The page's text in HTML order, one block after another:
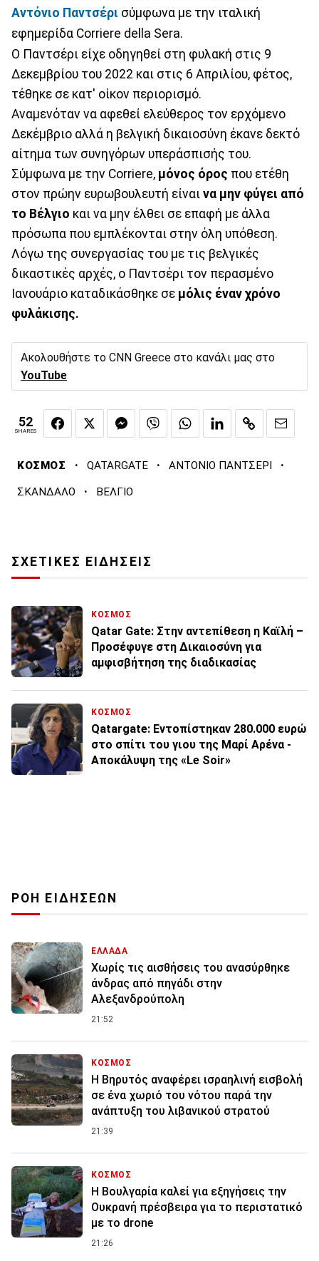
Αντόνιο Παντσέρι σύμφωνα με την ιταλική
εφημερίδα Corriere della Sera.
Ο Παντσέρι είχε οδηγηθεί στη φυλακή στις 9
Δεκεμβρίου του 2022 και στις 6 Απριλίου, φέτος,
τέθηκε σε κατ' οίκον περιορισμό.
Αναμενόταν να αφεθεί ελεύθερος τον ερχόμενο
Δεκέμβριο αλλά η βελγική δικαιοσύνη έκανε δεκτό
αίτημα των συνηγόρων υπεράσπισής του.
Σύμφωνα με την Corriere, μόνος όρος που ετέθη
στον πρώην ευρωβουλευτή είναι να μην φύγει από
το Βέλγιο και να μην έλθει σε επαφή με άλλα
πρόσωπα που εμπλέκονται στην όλη υπόθεση.
Λόγω της συνεργασίας του με τις βελγικές
δικαστικές αρχές, ο Παντσέρι τον περασμένο
Ιανουάριο καταδικάσθηκε σε μόλις έναν χρόνο
φυλάκισης.
Ακολουθήστε το CNN Greece στο κανάλι μας στο
YouTube
52
SHARES
ΚΟΣΜΟΣ · QATARGATE · ΑΝΤΟΝΙΟ ΠΑΝΤΣΕΡΙ ·
ΣΚΑΝΔΑΛΟ · ΒΕΛΓΙΟ
ΣΧΕΤΙΚΕΣ ΕΙΔΗΣΕΙΣ
ΚΟΣΜΟΣ
Qatar Gate: Στην αντεπίθεση η Καϊλή –
Προσέφυγε στη Δικαιοσύνη για
αμφισβήτηση της διαδικασίας
ΚΟΣΜΟΣ
Qatargate: Εντοπίστηκαν 280.000 ευρώ
στο σπίτι του γιου της Μαρί Αρένα -
Αποκάλυψη της «Le Soir»
ΡΟΗ ΕΙΔΗΣΕΩΝ
ΕΛΛΑΔΑ
Χωρίς τις αισθήσεις του ανασύρθηκε
άνδρας από πηγάδι στην
Αλεξανδρούπολη
21:52
ΚΟΣΜΟΣ
Η Βηρυτός αναφέρει ισραηλινή εισβολή
σε ένα χωριό του νότου παρά την
ανάπτυξη του λιβανικού στρατού
21:39
ΚΟΣΜΟΣ
Η Βουλγαρία καλεί για εξηγήσεις την
Ουκρανή πρέσβειρα για το περιστατικό
με το drone
21:26